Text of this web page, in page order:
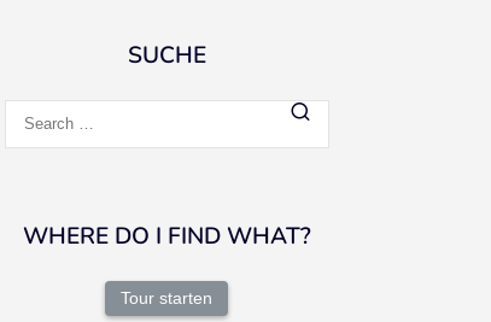
SUCHE
for:
WHERE DO I FIND WHAT?
Tour starten